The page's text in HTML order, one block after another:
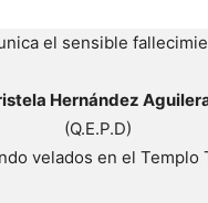
el sensible
Hernández
(Q.E.P.D)
velados en el Templo